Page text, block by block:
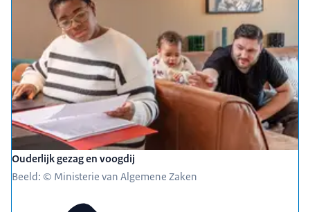
Ouderlijk gezag en voogdij
Beeld: © Ministerie van Algemene Zaken